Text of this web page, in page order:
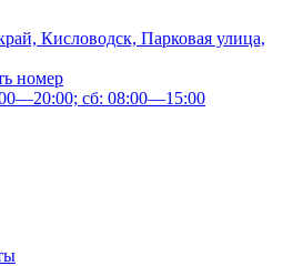
Кисловодск, Парковая улица,
номер
сб: 08:00—15:00